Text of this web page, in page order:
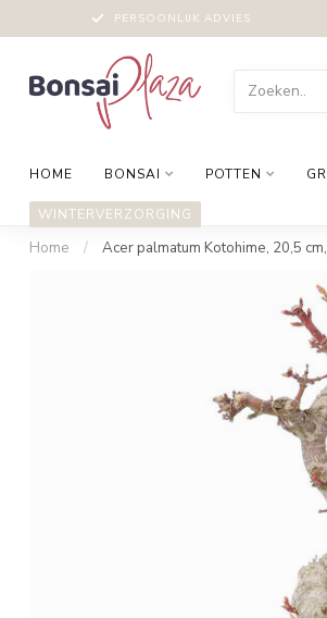
PERSOONLIJK ADVIES
HOME BONSAI POTTEN
WINTERVERZORGING
Home / Acer palmatum Kotohime, 20,5